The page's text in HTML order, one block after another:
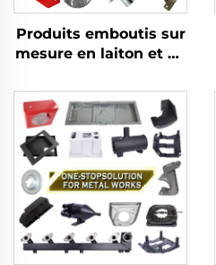
Produits emboutis sur
mesure en laiton et en
fabrication en tôle
pour pièces embouties
profondes